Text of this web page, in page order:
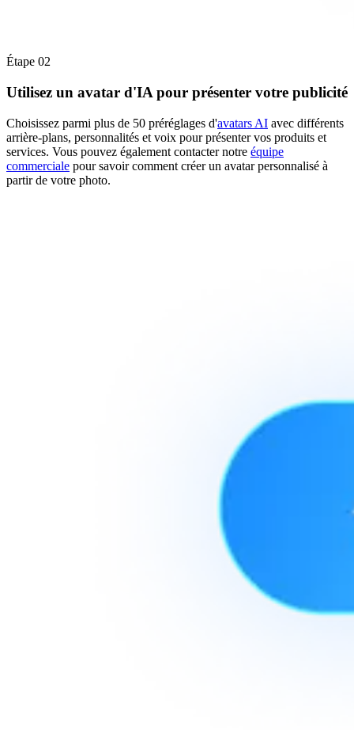
Étape 02
Utilisez un avatar d'IA pour présenter votre publicité
Choisissez parmi plus de 50 préréglages d'avatars AI avec différents
arrière-plans, personnalités et voix pour présenter vos produits et
services. Vous pouvez également contacter notre équipe
commerciale pour savoir comment créer un avatar personnalisé à
partir de votre photo.